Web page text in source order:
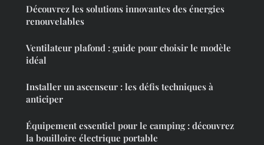
Découvrez les solutions innovantes des énergies
renouvelables
Ventilateur plafond : guide pour choisir le modèle
idéal
Installer un ascenseur : les défis techniques à
anticiper
Équipement essentiel pour le camping : découvrez
la bouilloire électrique portable